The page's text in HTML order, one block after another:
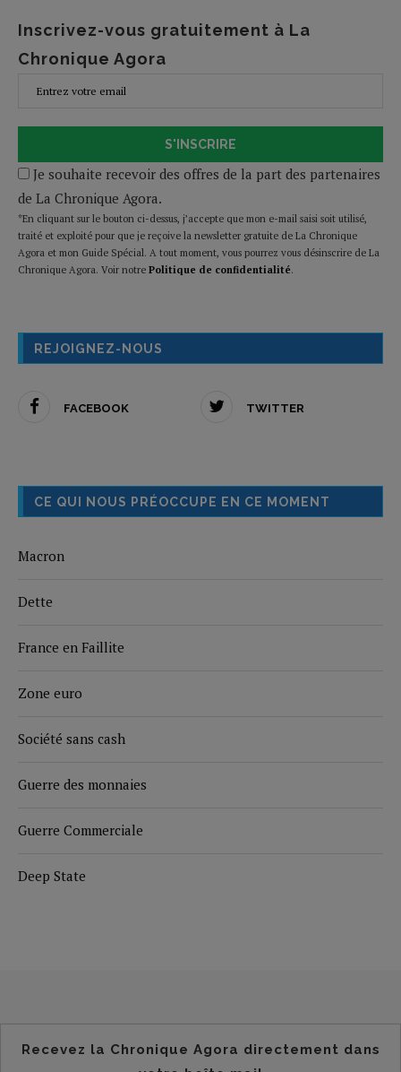
Inscrivez-vous gratuitement à La
Chronique Agora
S'INSCRIRE
Je souhaite recevoir des offres de la part des partenaires
de La Chronique Agora.
*En cliquant sur le bouton ci-dessus, j’accepte que mon e-mail saisi soit utilisé,
traité et exploité pour que je reçoive la newsletter gratuite de La Chronique
Agora et mon Guide Spécial. A tout moment, vous pourrez vous désinscrire de La
Chronique Agora. Voir notre Politique de confidentialité.
REJOIGNEZ-NOUS
FACEBOOK TWITTER
CE QUI NOUS PRÉOCCUPE EN CE MOMENT
Macron
Dette
France en Faillite
Zone euro
Société sans cash
Guerre des monnaies
Guerre Commerciale
Deep State
Recevez la Chronique Agora directement dans